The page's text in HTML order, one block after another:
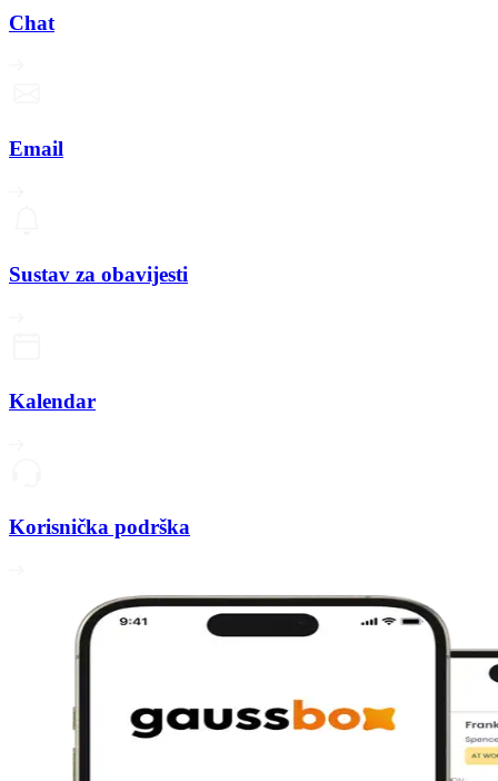
Chat
Email
Sustav za obavijesti
Kalendar
Korisnička podrška